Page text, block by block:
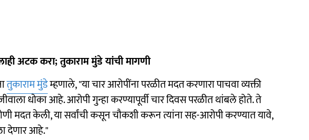
अटक करा; तुकाराम मुंडे यांची मागणी
तुकाराम मुंडेम्हणाले, "या चार आरोपींना परळीत मदत करणारा पाचवा व्यक्ती
धोका आहे. आरोपी गुन्हा करण्यापूर्वी चार दिवस परळीत थांबले होते. ते
मदत केली, या सर्वांची कसून चौकशी करून त्यांना सह-आरोपी करण्यात यावे,
देणार आहे."